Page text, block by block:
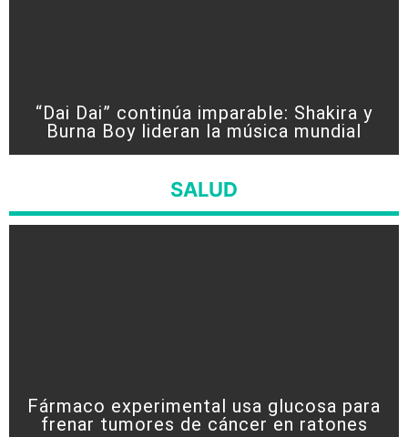
“Dai Dai” continúa imparable: Shakira y
Burna Boy lideran la música mundial
SALUD
Fármaco experimental usa glucosa para
frenar tumores de cáncer en ratones